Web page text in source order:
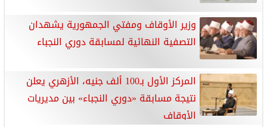
وزير الأوقاف ومفتي الجمهورية يشهدان
التصفية النهائية لمسابقة دوري النجباء
المركز الأول بـ100 ألف جنيه، الأزهري يعلن
نتيجة مسابقة «دوري النجباء» بين مديريات
الأوقاف